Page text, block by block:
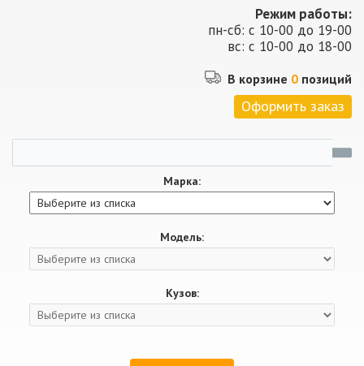
Режим работы:
пн-сб: с 10-00 до 19-00
вс: с 10-00 до 18-00
В корзине 0 позиций
Оформить заказ
Марка:
Модель:
Кузов: